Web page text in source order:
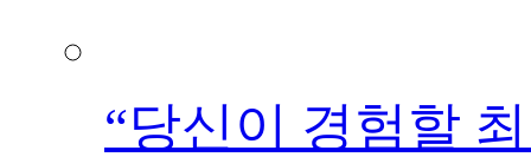
“당신이 경험할